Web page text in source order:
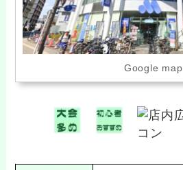
Google map